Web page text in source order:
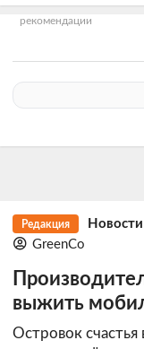
рекомендации
Редакция
GreenCo
выжить
Островок